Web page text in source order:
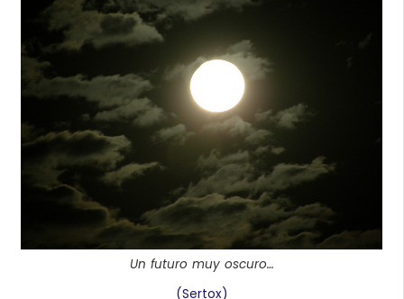
Un futuro muy oscuro…
(Sertox)